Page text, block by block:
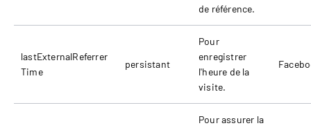
de référence.
lastExternalReferrer
Time
persistant
Pour
enregistrer
l'heure de la
visite.
Pour assurer la